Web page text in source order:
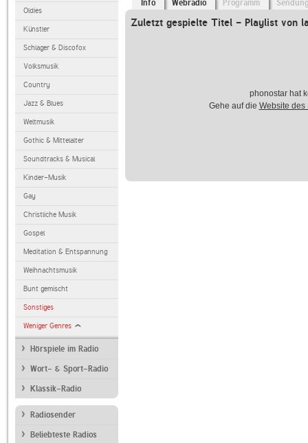
Oldies
Künstler
Schlager & Discofox
Volksmusik
Country
Jazz & Blues
Weltmusik
Gothic & Mittelalter
Soundtracks & Musical
Kinder-Musik
Gay
Christliche Musik
Gospel
Meditation & Entspannung
Weihnachtsmusik
Bunt gemischt
Sonstiges
Weniger Genres
Hörspiele im Radio
Wort- & Sport-Radio
Klassik-Radio
Radiosender
Beliebteste Radios
Info Webradio Programm
Zuletzt gespielte Titel - Playlist von
phonostar hat
Gehe auf die Website des